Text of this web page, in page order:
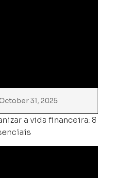
31, 2025
a vida financeira: 8